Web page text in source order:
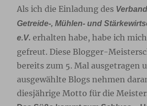
Als ich die Einladung des
Getreide-, Mühlen- und
e.V.erhalten habe, habe ich
gefreut. Diese Blogger-
bereits zum 5. Mal ausgetragen
ausgewählte Blogs nehmen
diesjährige Motto für die